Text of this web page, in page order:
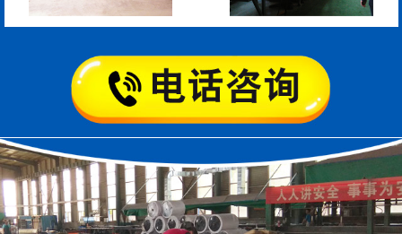
模
空心板内模 桥梁空心板气囊